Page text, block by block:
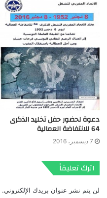
دعوة لحضور حفل تخليد الذكرى
64 للانتفاضة العمالية
7 ديسمبر، 2016
اترك تعليقاً
لن يتم نشر عنوان بريدك الإلكتروني.